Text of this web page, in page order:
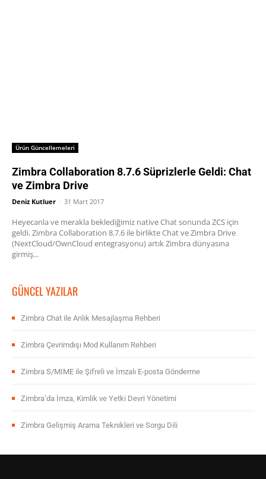
Ürün Güncellemeleri
Zimbra Collaboration 8.7.6 Süprizlerle Geldi: Chat
ve Zimbra Drive
Deniz Kutluer - 31 Mart 2017
Heyecanla ve merakla beklediğimiz native Chat sonunda ZCS için
geldi. Zimbra Collaboration 8.7.6 ile birlikte Chat ve Zimbra Drive
(NextCloud/OwnCloud entegrasyonu) artık Zimbra dünyasına
girmiş...
GÜNCEL YAZILAR
Zimbra Chat ile Anlık Mesajlaşma Rehberi
Zimbra Çevrimdışı Mod Kullanım Rehberi
Zimbra S/MIME ile Şifreli ve İmzalı E-posta Gönderme
Zimbra’da İmza, Kimlik ve Yetki Devri Yönetimi
Zimbra Gelişmiş Arama Teknikleri ve Sorgu Dili